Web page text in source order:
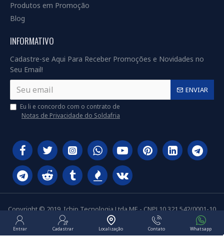
Produtos em Promoção
Blog
INFORMATIVO
Cadastre-se Aqui Para Receber Promoções e Novidades no
Seu Email!
ENVIAR
Eu li e concordo com o contrato de
Notas de Privacidade do Soldafria
Copyright © 2019, Ichip Tecnologia Ltda ME - CNPJ 10.321.542/0001-10
Entrar Cadastrar Localização Contato Whatsapp